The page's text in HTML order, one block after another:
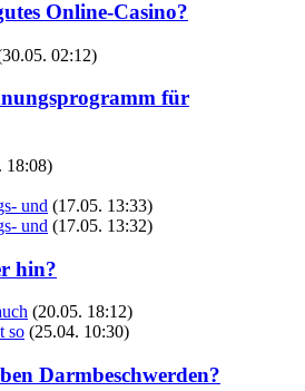
Online-Casino?
02:12)
für
18:08)
und (17.05. 13:33)
und (17.05. 13:32)
hin?
(20.05. 18:12)
so (25.04. 10:30)
Darmbeschwerden?